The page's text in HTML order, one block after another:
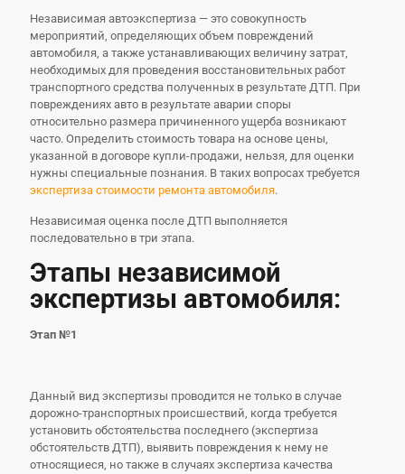
Независимая автоэкспертиза — это совокупность
мероприятий, определяющих объем повреждений
автомобиля, а также устанавливающих величину затрат,
необходимых для проведения восстановительных работ
транспортного средства полученных в результате ДТП. При
повреждениях авто в результате аварии споры
относительно размера причиненного ущерба возникают
часто. Определить стоимость товара на основе цены,
указанной в договоре купли-продажи, нельзя, для оценки
нужны специальные познания. В таких вопросах требуется
экспертиза стоимости ремонта автомобиля.
Независимая оценка после ДТП выполняется
последовательно в три этапа.
Этапы независимой
экспертизы автомобиля:
Этап №1
Данный вид экспертизы проводится не только в случае
дорожно-транспортных происшествий, когда требуется
установить обстоятельства последнего (экспертиза
обстоятельств ДТП), выявить повреждения к нему не
относящиеся, но также в случаях экспертиза качества